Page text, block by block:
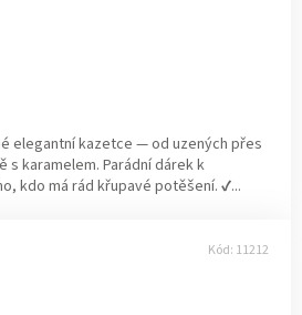
elegantní kazetce — od uzených přes
s karamelem. Parádní dárek k
kdo má rád křupavé potěšení. ✔...
Kód: 11212